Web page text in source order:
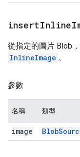
從指定的圖片 Blob
InlineImage 。
參數
名稱 類型
image Blob